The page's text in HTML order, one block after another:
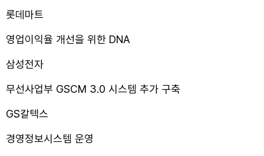
롯데마트
영업이익율 개선을 위한 DNA
삼성전자
무선사업부 GSCM 3.0 시스템 추가 구축
GS칼텍스
경영정보시스템 운영